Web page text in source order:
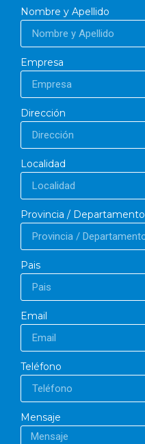
Nombre y Apellido
Empresa
Dirección
Localidad
Provincia / Departamento
Pais
Email
Teléfono
Mensaje